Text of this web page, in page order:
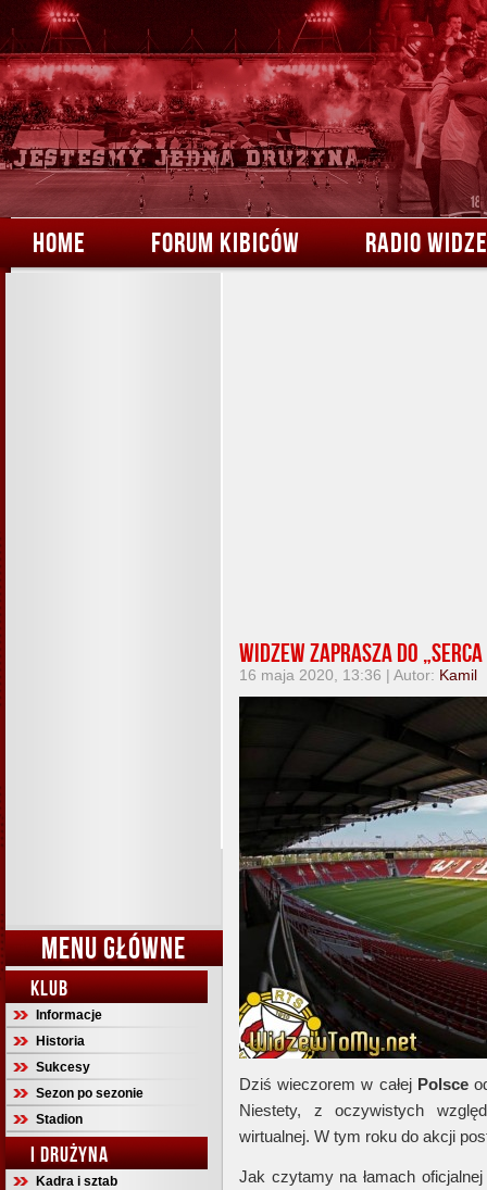
HOME FORUM KIBICÓW RADIO
MENU GŁÓWNE
KLUB
Informacje
Historia
Sukcesy
Sezon po sezonie
Stadion
I DRUŻYNA
Kadra i sztab
Widzew zaprasza do „Serca
16 maja 2020, 13:36 | Autor: Kamil
Dziś wieczorem w całej Polsce
Niestety, z oczywistych
wirtualnej. W tym roku do akcji
Jak czytamy na łamach